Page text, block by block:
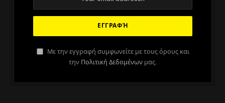
Με την εγγραφή συμφωνείτε με τους όρους και
την Πολιτική Δεδομένων μας.
ΆΡΘΡΑ
O Wes Anderson δεν ψήνεται
καθόλου με τα TikTok βίντεο που